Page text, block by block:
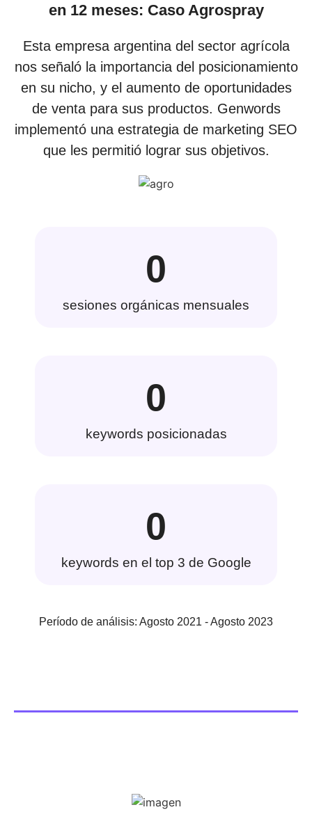
en 12 meses: Caso Agrospray
Esta empresa argentina del sector agrícola
nos señaló la importancia del posicionamiento
en su nicho, y el aumento de oportunidades
de venta para sus productos. Genwords
implementó una estrategia de marketing SEO
que les permitió lograr sus objetivos.
sesiones orgánicas mensuales
0
keywords posicionadas
0
keywords en el top 3 de Google
0
Período de análisis: Agosto 2021 - Agosto 2023